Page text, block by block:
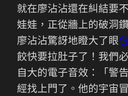
就在廖沾沾還在糾結要
娃娃，正從牆上的破洞
廖沾沾驚訝地瞪大了眼
餃快要拉肚子了！我們
自大的電子音效：「警
經找上門了。他的宇宙